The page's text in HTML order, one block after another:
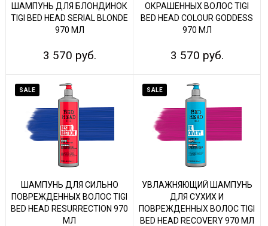
ШАМПУНЬ ДЛЯ БЛОНДИНОК
TIGI BED HEAD SERIAL BLONDE
970 МЛ
3 570 руб.
ОКРАШЕННЫХ ВОЛОС TIGI
BED HEAD COLOUR GODDESS
970 МЛ
3 570 руб.
SALE
ШАМПУНЬ ДЛЯ СИЛЬНО
ПОВРЕЖДЕННЫХ ВОЛОС TIGI
BED HEAD RESURRECTION 970
МЛ
SALE
УВЛАЖНЯЮЩИЙ ШАМПУНЬ
ДЛЯ СУХИХ И
ПОВРЕЖДЕННЫХ ВОЛОС TIGI
BED HEAD RECOVERY 970 МЛ